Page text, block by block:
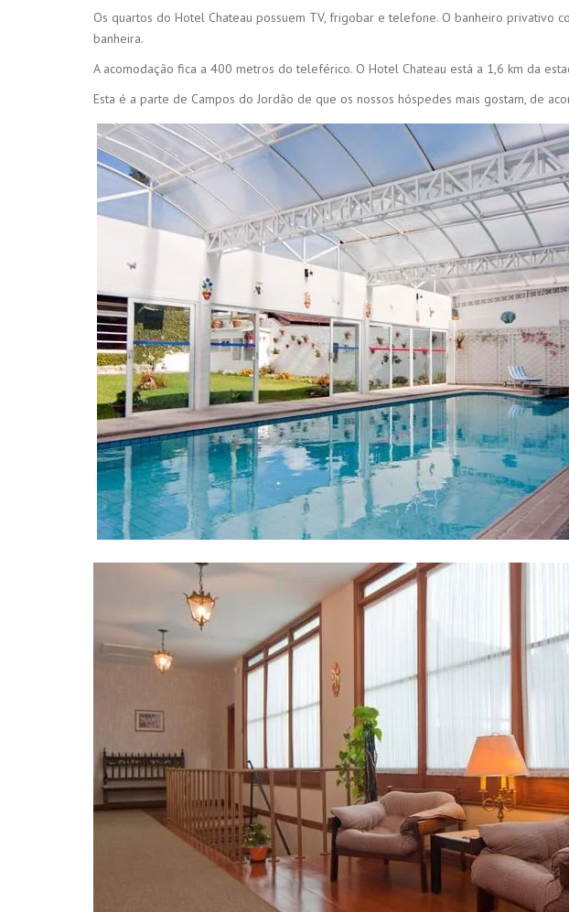
Os quartos do Hotel Chateau possuem TV, frigobar e telefone. O banheiro privativo
banheira.
A acomodação fica a 400 metros do teleférico. O Hotel Chateau está a 1,6 km da
Esta é a parte de Campos do Jordão de que os nossos hóspedes mais gostam, de